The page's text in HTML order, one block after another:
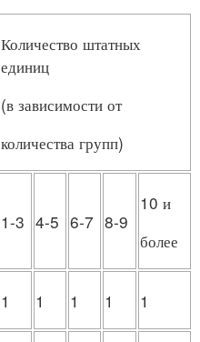
Количество штатных
единиц
(в зависимости от
количества групп)
1-3 4-5 6-7 8-9
10 и
более
1 1 1 1 1